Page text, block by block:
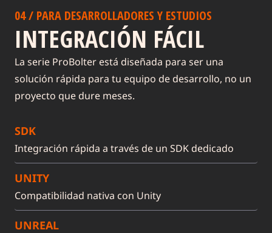
04 / PARA DESARROLLADORES Y ESTUDIOS
INTEGRACIÓN FÁCIL
La serie ProBolter está diseñada para ser una
solución rápida para tu equipo de desarrollo, no un
proyecto que dure meses.
SDK
Integración rápida a través de un SDK dedicado
UNITY
Compatibilidad nativa con Unity
UNREAL